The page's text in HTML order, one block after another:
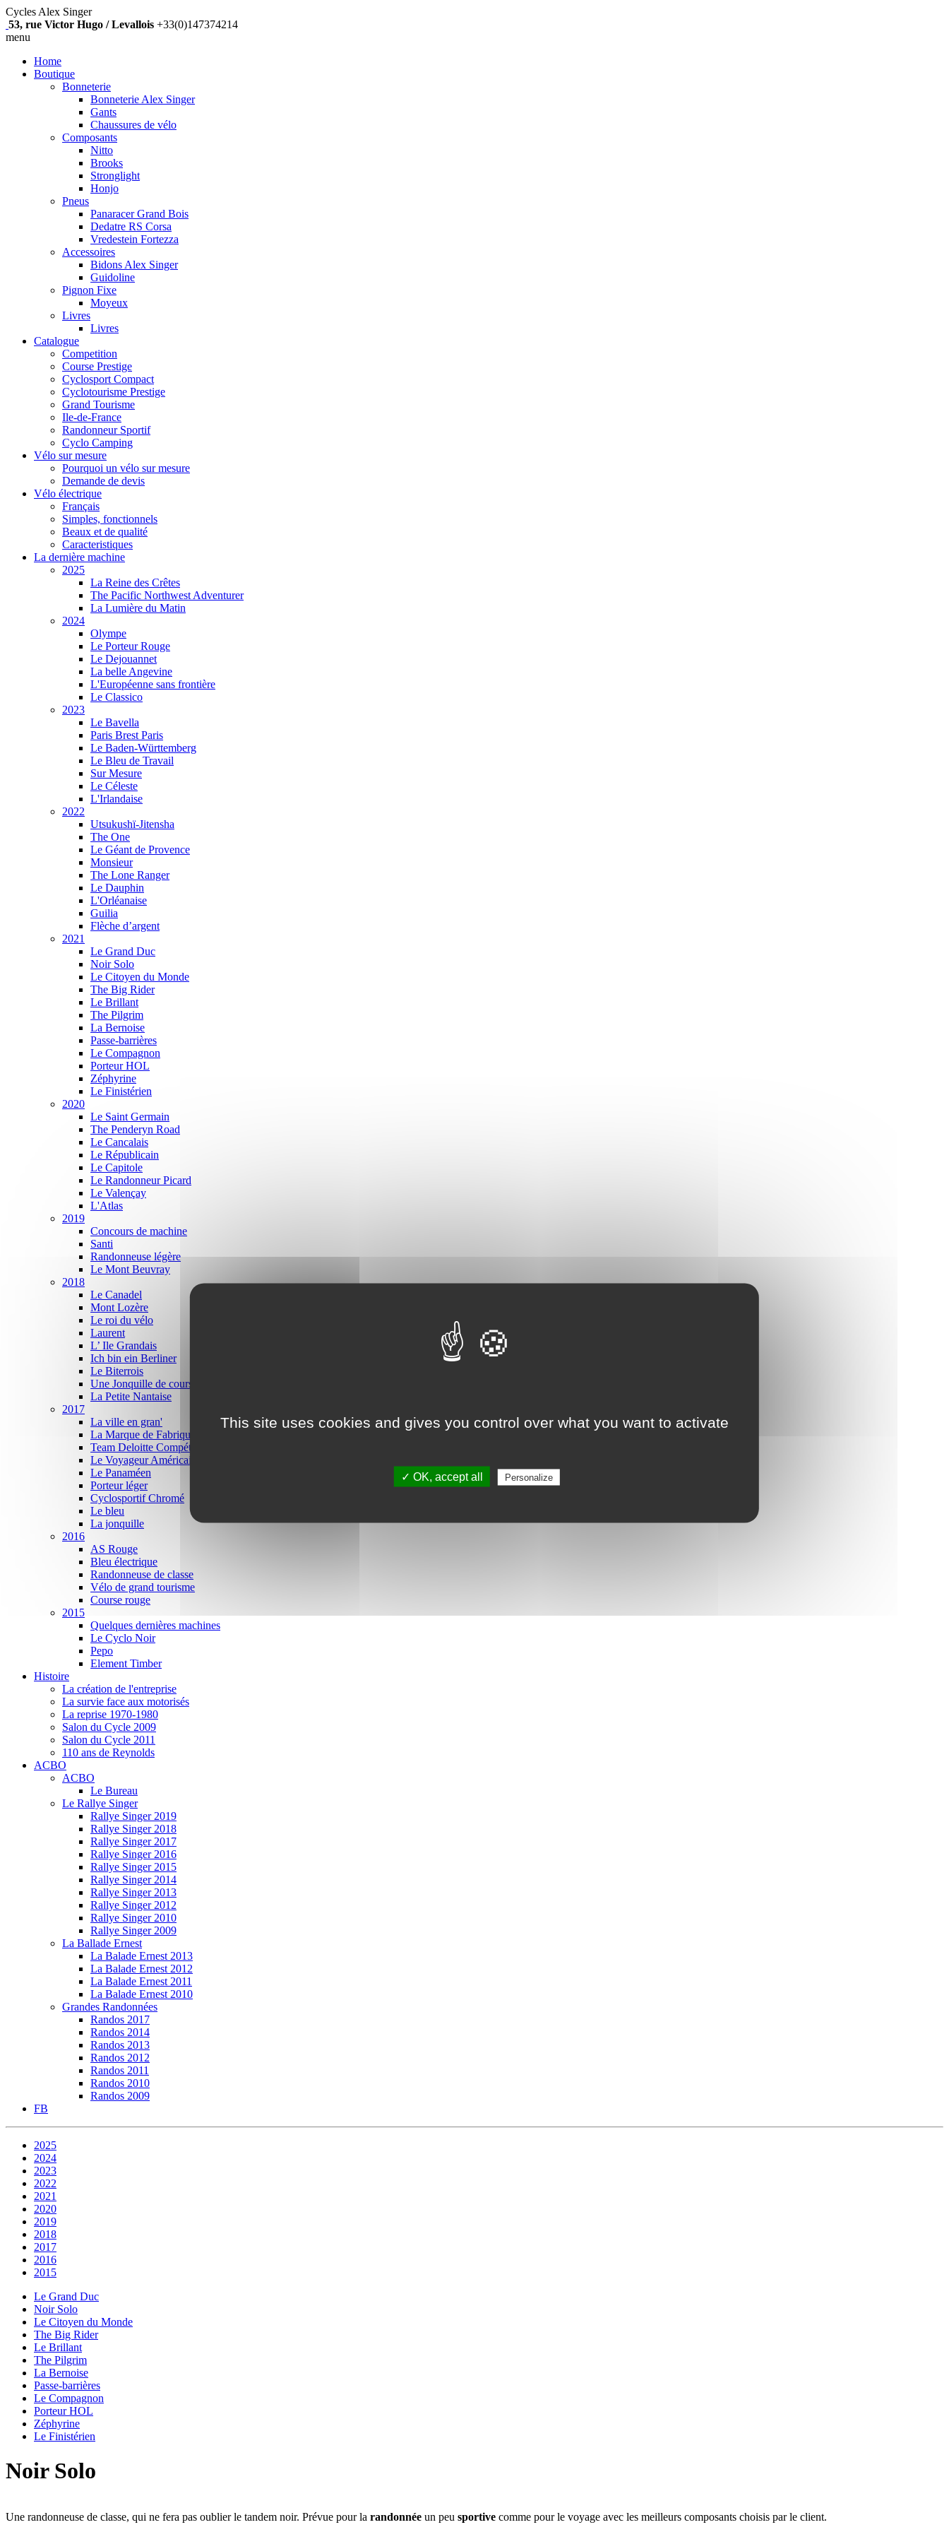
Cycles Alex Singer
53, rue Victor Hugo / Levallois +33(0)147374214
menu
Home
Boutique
Bonneterie
Bonneterie Alex Singer
Gants
Chaussures de vélo
Composants
Nitto
Brooks
Stronglight
Honjo
Pneus
Panaracer Grand Bois
Dedatre RS Corsa
Vredestein Fortezza
Accessoires
Bidons Alex Singer
Guidoline
Pignon Fixe
Moyeux
Livres
Livres
Catalogue
Competition
Course Prestige
Cyclosport Compact
Cyclotourisme Prestige
Grand Tourisme
Ile-de-France
Randonneur Sportif
Cyclo Camping
Vélo sur mesure
Pourquoi un vélo sur mesure
Demande de devis
Vélo électrique
Français
Simples, fonctionnels
Beaux et de qualité
Caracteristiques
La dernière machine
2025
La Reine des Crêtes
The Pacific Northwest Adventurer
La Lumière du Matin
2024
Olympe
Le Porteur Rouge
Le Dejouannet
La belle Angevine
L'Européenne sans frontière
Le Classico
2023
Le Bavella
Paris Brest Paris
Le Baden-Württemberg
Le Bleu de Travail
Sur Mesure
Le Céleste
L'Irlandaise
2022
Utsukushï-Jitensha
The One
Le Géant de Provence
Monsieur
The Lone Ranger
Le Dauphin
L'Orléanaise
Guilia
Flèche d’argent
2021
Le Grand Duc
Noir Solo
Le Citoyen du Monde
The Big Rider
Le Brillant
The Pilgrim
La Bernoise
Passe-barrières
Le Compagnon
Porteur HOL
Zéphyrine
Le Finistérien
2020
Le Saint Germain
The Penderyn Road
Le Cancalais
Le Républicain
Le Capitole
Le Randonneur Picard
Le Valençay
L'Atlas
2019
Concours de machine
Santi
Randonneuse légère
Le Mont Beuvray
2018
Le Canadel
Mont Lozère
Le roi du vélo
Laurent
L’ Ile Grandais
Ich bin ein Berliner
Le Biterrois
Une Jonquille de course
La Petite Nantaise
2017
La ville en gran'
La Marque de Fabrique
Team Deloitte Compétition
Le Voyageur Américain
Le Panaméen
Porteur léger
Cyclosportif Chromé
Le bleu
La jonquille
2016
AS Rouge
Bleu électrique
Randonneuse de classe
Vélo de grand tourisme
Course rouge
2015
Quelques dernières machines
Le Cyclo Noir
Pepo
Element Timber
Histoire
La création de l'entreprise
La survie face aux motorisés
La reprise 1970-1980
Salon du Cycle 2009
Salon du Cycle 2011
110 ans de Reynolds
ACBO
ACBO
Le Bureau
Le Rallye Singer
Rallye Singer 2019
Rallye Singer 2018
Rallye Singer 2017
Rallye Singer 2016
Rallye Singer 2015
Rallye Singer 2014
Rallye Singer 2013
Rallye Singer 2012
Rallye Singer 2010
Rallye Singer 2009
La Ballade Ernest
La Balade Ernest 2013
La Balade Ernest 2012
La Balade Ernest 2011
La Balade Ernest 2010
Grandes Randonnées
Randos 2017
Randos 2014
Randos 2013
Randos 2012
Randos 2011
Randos 2010
Randos 2009
FB
2025
2024
2023
2022
2021
2020
2019
2018
2017
2016
2015
Le Grand Duc
Noir Solo
Le Citoyen du Monde
The Big Rider
Le Brillant
The Pilgrim
La Bernoise
Passe-barrières
Le Compagnon
Porteur HOL
Zéphyrine
Le Finistérien
Noir Solo
Une randonneuse de classe, qui ne fera pas oublier le tandem noir. Prévue pour la randonnée un peu sportive comme pour le voyage avec les meilleurs composants choisis par le client.
This site uses cookies and gives you control over what you want to activate
✓ OK, accept all Personalize